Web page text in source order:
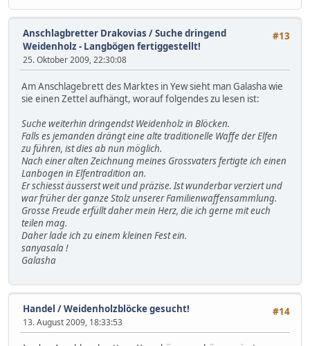
#13
Anschlagbretter Drakovias /Suche dringend
Weidenholz - Langbögen fertiggestellt!
25. Oktober 2009, 22:30:08
Am Anschlagebrett des Marktes in Yew sieht man Galasha wie
sie einen Zettel aufhängt, worauf folgendes zu lesen ist:
Suche weiterhin dringendst Weidenholz in Blöcken.
Falls es jemanden drängt eine alte traditionelle Waffe der Elfen
zu führen, ist dies ab nun möglich.
Nach einer alten Zeichnung meines Grossvaters fertigte ich einen
Lanbogen in Elfentradition an.
Er schiesst äusserst weit und präzise. Ist wunderbar verziert und
war früher der ganze Stolz unserer Familienwaffensammlung.
Grosse Freude erfüllt daher mein Herz, die ich gerne mit euch
teilen mag.
Daher lade ich zu einem kleinen Fest ein.
sanyasala !
Galasha
#14
Handel /Weidenholzblöcke gesucht!
13. August 2009, 18:33:53